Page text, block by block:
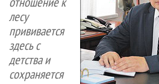
ИНСТРУМЕНТ И МАТЕРИАЛЫ
БИБЛИОТЕКА СПЕЦИАЛИСТА
лесу
прививается
здесь с
детства и
сохраняется